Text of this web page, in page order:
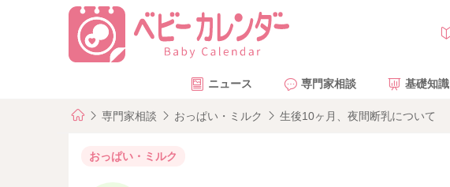
ニュース 専門家相談 基礎知識
専門家相談 おっぱい・ミルク 生後10ヶ月、夜間断乳について
おっぱい・ミルク